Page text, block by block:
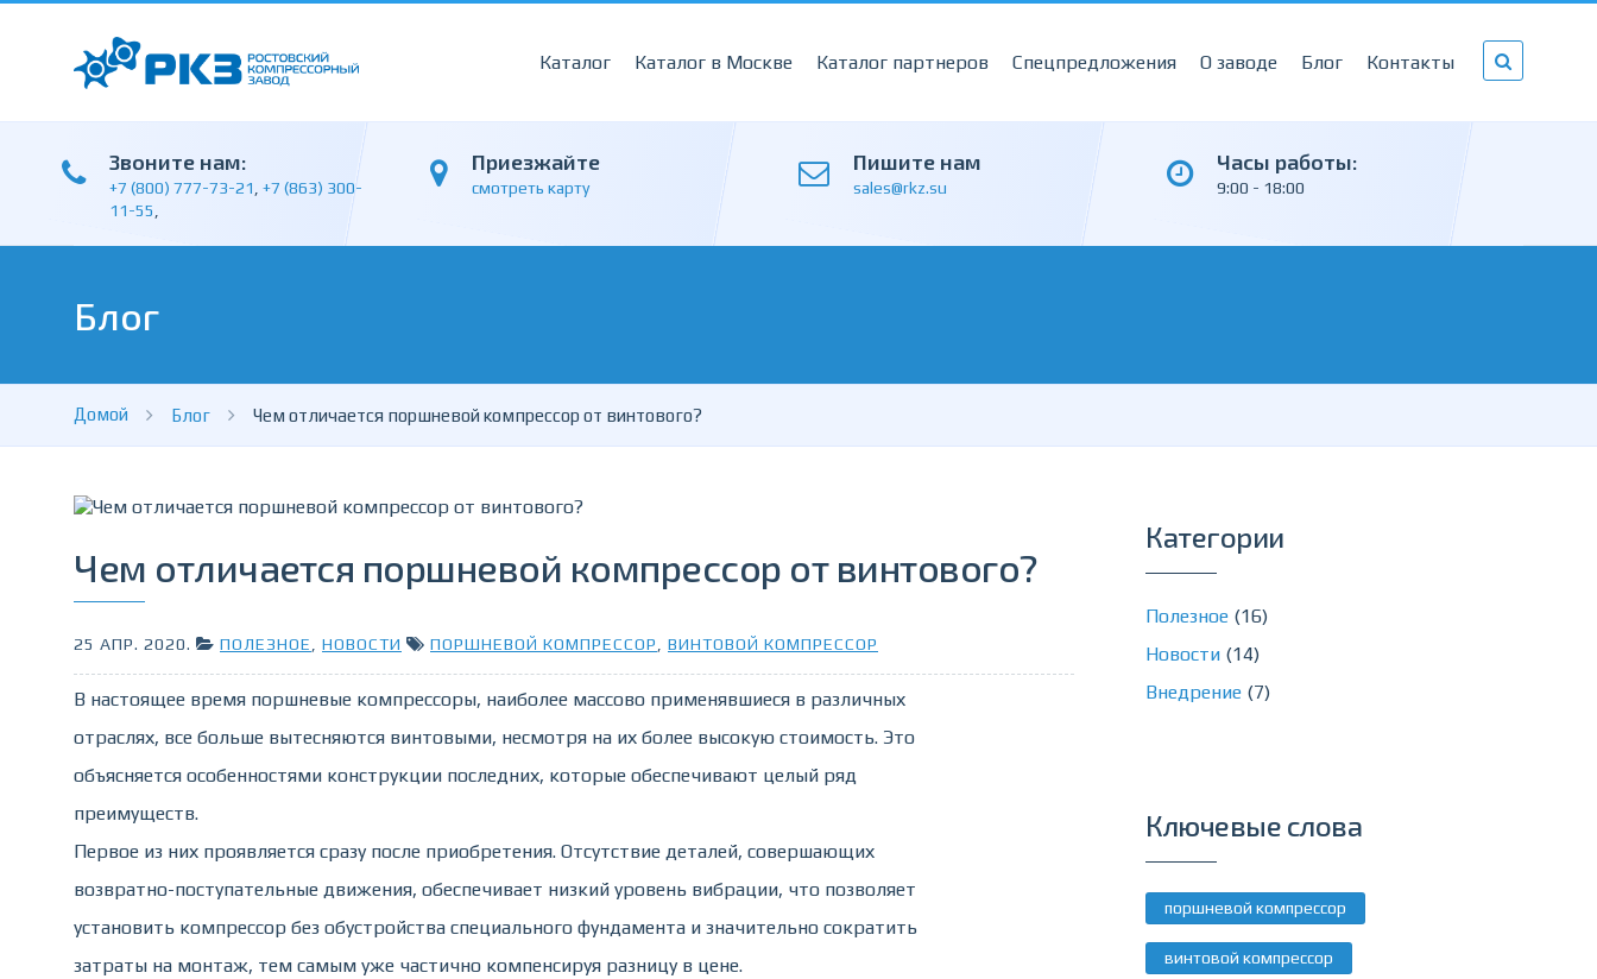
Каталог Каталог в Москве Каталог партнеров Спецпредложения О заводе Блог Контакты
Звоните нам:
+7 (800) 777-73-21 +7 (863) 300-
11-55
Приезжайте
смотреть карту
Пишите нам
sales@rkz.su
Часы работы:
9:00 - 18:00
Блог
Домой Блог Чем отличается поршневой компрессор от винтового?
Чем отличается поршневой компрессор от винтового?
25 АПР. 2020. ПОЛЕЗНОЕ НОВОСТИ ПОРШНЕВОЙ КОМПРЕССОР ВИНТОВОЙ КОМПРЕССОР
В настоящее время поршневые компрессоры, наиболее массово применявшиеся в различных
отраслях, все больше вытесняются винтовыми, несмотря на их более высокую стоимость. Это
объясняется особенностями конструкции последних, которые обеспечивают целый ряд
преимуществ.
Первое из них проявляется сразу после приобретения. Отсутствие деталей, совершающих
возвратно-поступательные движения, обеспечивает низкий уровень вибрации, что позволяет
установить компрессор без обустройства специального фундамента и значительно сократить
затраты на монтаж, тем самым уже частично компенсируя разницу в цене.
Категории
Полезное (16)
Новости (14)
Внедрение (7)
Ключевые слова
поршневой компрессор
винтовой компрессор